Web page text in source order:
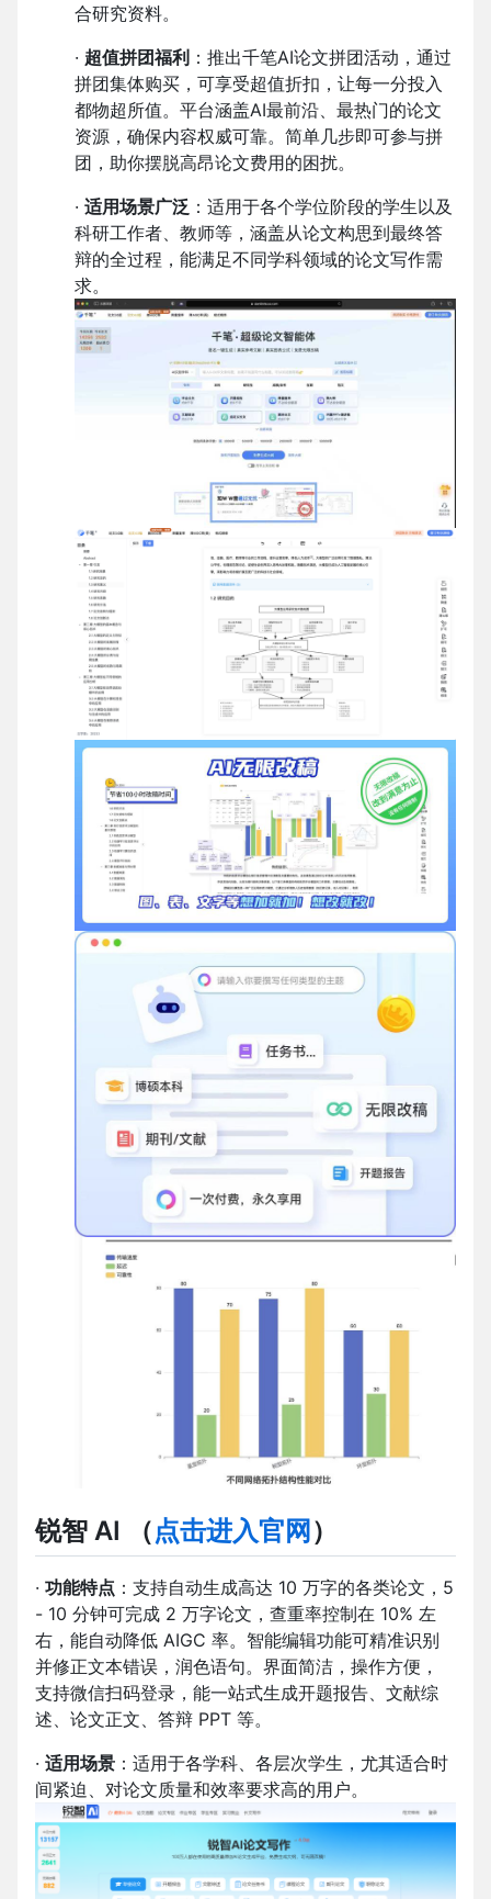
合研究资料。
· 超值拼团福利 ：推出千笔AI论文拼团活动，通过
拼团集体购买，可享受超值折扣，让每一分投入
都物超所值。平台涵盖AI最前沿、最热门的论文
资源，确保内容权威可靠。简单几步即可参与拼
团，助你摆脱高昂论文费用的困扰。
· 适用场景广泛 ：适用于各个学位阶段的学生以及
科研工作者、教师等，涵盖从论文构思到最终答
辩的全过程，能满足不同学科领域的论文写作需
求。
锐智 AI （点击进入官网 ）
· 功能特点 ：支持自动生成高达 10 万字的各类论文，5
- 10 分钟可完成 2 万字论文，查重率控制在 10% 左
右，能自动降低 AIGC 率。智能编辑功能可精准识别
并修正文本错误，润色语句。界面简洁，操作方便，
支持微信扫码登录，能一站式生成开题报告、文献综
述、论文正文、答辩 PPT 等。
· 适用场景 ：适用于各学科、各层次学生，尤其适合时
间紧迫、对论文质量和效率要求高的用户。